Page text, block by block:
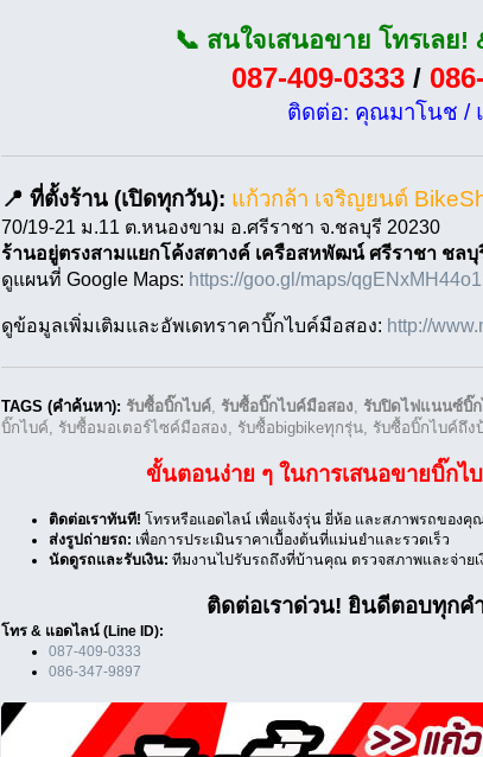
📞 สนใจเสนอขาย โทรเลย
087-409-0333/
ติดต่อ: คุณมาโนช /
📍 ที่ตั้งร้าน (เปิดทุกวัน): แก้วกล้า เจริญยนต์
70/19-21 ม.11 ต.หนองขาม อ.ศรีราชา จ.ชลบุรี 20230
ร้านอยู่ตรงสามแยกโค้งสตางค์ เครือสหพัฒน์ ศรีราชา ชลบุ
ดูแผนที่ Google Maps: https://goo.gl/maps/
ดูข้อมูลเพิ่มเติมและอัพเดทราคาบิ๊กไบค์มือสอง: http://
TAGS (คำค้นหา): รับซื้อบิ๊กไบค์, รับซื้อบิ๊กไบค์มือสอง รับปิดไฟแนนซ์บิ๊
บิ๊กไบค์, รับซื้อมอเตอร์ไซค์มือสอง, รับซื้อbigbikeทุกรุ่น, รับซื้อบิ๊กไบค์ถึ
ขั้นตอนง่าย ๆ ในการเสนอขายบิ๊ก
ติดต่อเราทันที! โทรหรือแอดไลน์ เพื่อแจ้งรุ่น ยี่ห้อ และสภาพรถของคุ
ส่งรูปถ่ายรถ: เพื่อการประเมินราคาเบื้องต้นที่แม่นยำและรวดเร็ว
นัดดูรถและรับเงิน: ทีมงานไปรับรถถึงที่บ้านคุณ ตรวจสภาพและจ่าย
ติดต่อเราด่วน! ยินดีตอบทุกค
โทร & แอดไลน์ (Line ID):
087-409-0333
086-347-9897